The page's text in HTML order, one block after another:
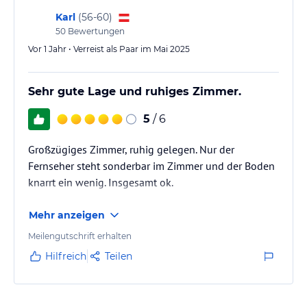
Karl (56-60)
50 Bewertungen
Vor 1 Jahr • Verreist als Paar im Mai 2025
Sehr gute Lage und ruhiges Zimmer.
5 / 6
Großzügiges Zimmer, ruhig gelegen. Nur der
Fernseher steht sonderbar im Zimmer und der Boden
knarrt ein wenig. Insgesamt ok.
Mehr anzeigen
Meilengutschrift erhalten
Hilfreich Teilen